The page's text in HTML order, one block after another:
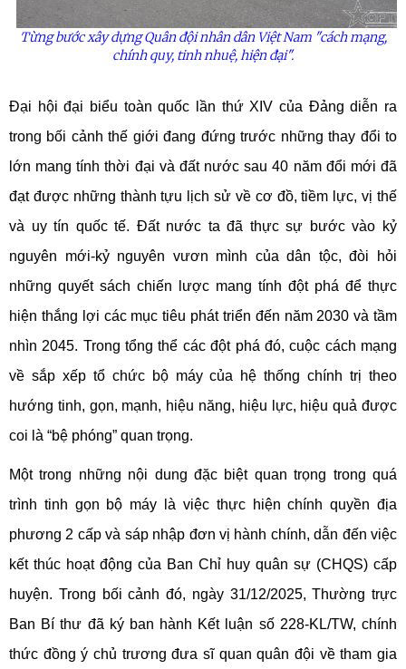
Từng bước xây dựng Quân đội nhân dân Việt Nam "cách mạng,
chính quy, tinh nhuệ, hiện đại".
Đại hội đại biểu toàn quốc lần thứ XIV của Đảng diễn ra
trong bối cảnh thế giới đang đứng trước những thay đổi to
lớn mang tính thời đại và đất nước sau 40 năm đổi mới đã
đạt được những thành tựu lịch sử về cơ đồ, tiềm lực, vị thế
và uy tín quốc tế. Đất nước ta đã thực sự bước vào kỷ
nguyên mới-kỷ nguyên vươn mình của dân tộc, đòi hỏi
những quyết sách chiến lược mang tính đột phá để thực
hiện thắng lợi các mục tiêu phát triển đến năm 2030 và tầm
nhìn 2045. Trong tổng thể các đột phá đó, cuộc cách mạng
về sắp xếp tổ chức bộ máy của hệ thống chính trị theo
hướng tinh, gọn, mạnh, hiệu năng, hiệu lực, hiệu quả được
coi là “bệ phóng” quan trọng.
Một trong những nội dung đặc biệt quan trọng trong quá
trình tinh gọn bộ máy là việc thực hiện chính quyền địa
phương 2 cấp và sáp nhập đơn vị hành chính, dẫn đến việc
kết thúc hoạt động của Ban Chỉ huy quân sự (CHQS) cấp
huyện. Trong bối cảnh đó, ngày 31/12/2025, Thường trực
Ban Bí thư đã ký ban hành Kết luận số 228-KL/TW, chính
thức đồng ý chủ trương đưa sĩ quan quân đội về tham gia